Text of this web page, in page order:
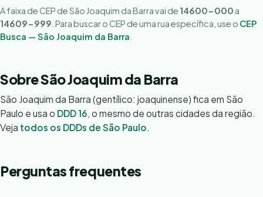
A faixa de CEP de São Joaquim da Barra vai de 14600-000 a
14609-999 . Para buscar o CEP de uma rua específica, use o CEP
Busca — São Joaquim da Barra
Sobre São Joaquim da Barra
São Joaquim da Barra (gentílico: joaquinense) fica em São
Paulo e usa o DDD 16, o mesmo de outras cidades da região.
Veja todos os DDDs de São Paulo.
Perguntas frequentes